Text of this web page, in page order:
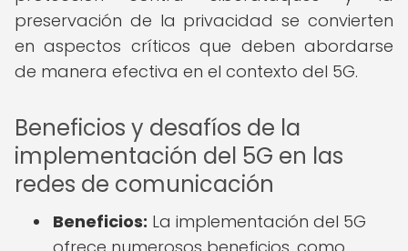
preservación de la privacidad se convierten
en aspectos críticos que deben abordarse
de manera efectiva en el contexto del 5G.
Beneficios y desafíos de la
implementación del 5G en las
redes de comunicación
Beneficios: La implementación del 5G